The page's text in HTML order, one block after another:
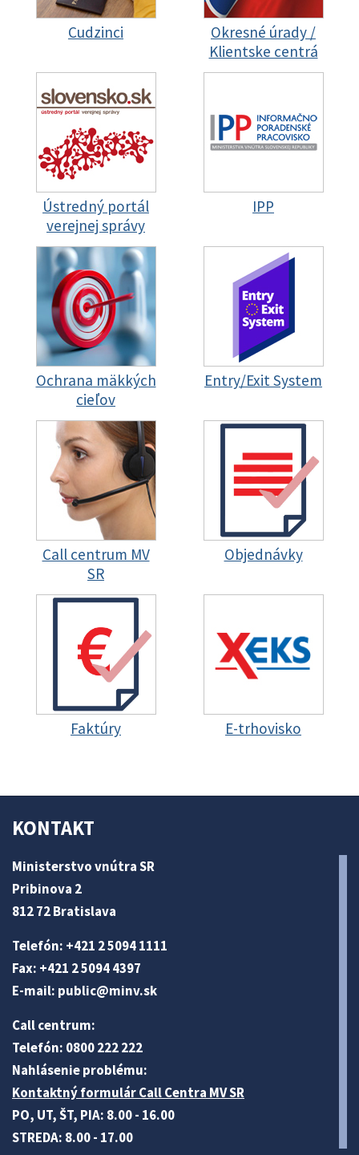
Cudzinci
Okresné úrady /
Klientske centrá
Ústredný portál
verejnej správy
IPP
Ochrana mäkkých
cieľov
Entry/Exit System
Call centrum MV
SR
Objednávky
Faktúry E-trhovisko
KONTAKT
Ministerstvo vnútra SR
Pribinova 2
812 72 Bratislava
Telefón: +421 2 5094 1111
Fax: +421 2 5094 4397
E-mail: public@minv.sk
Call centrum:
Telefón: 0800 222 222
Nahlásenie problému:
Kontaktný formulár Call Centra MV SR
PO, UT, ŠT, PIA: 8.00 - 16.00
STREDA: 8.00 - 17.00